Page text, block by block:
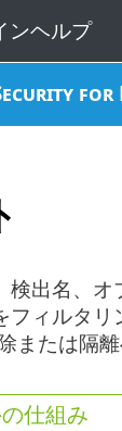
for
検出名、オ
フィルタリ
または隔
仕組み